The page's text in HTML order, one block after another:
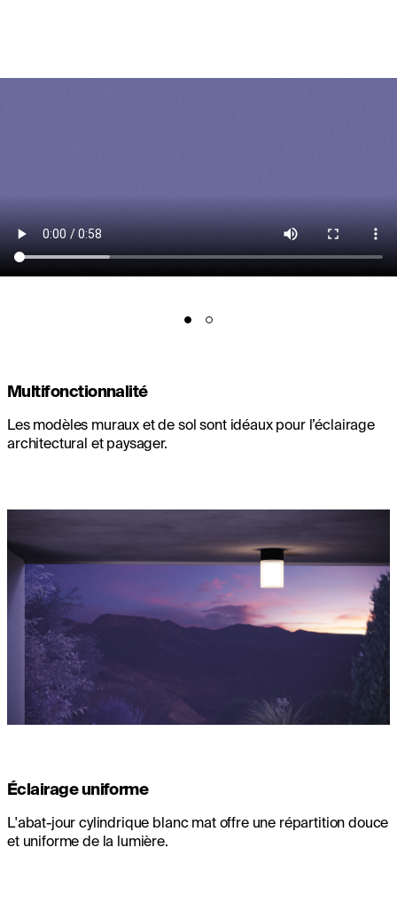
Multifonctionnalité
Les modèles muraux et de sol sont idéaux pour l’éclairage
architectural et paysager.
Éclairage uniforme
L'abat-jour cylindrique blanc mat offre une répartition douce
et uniforme de la lumière.